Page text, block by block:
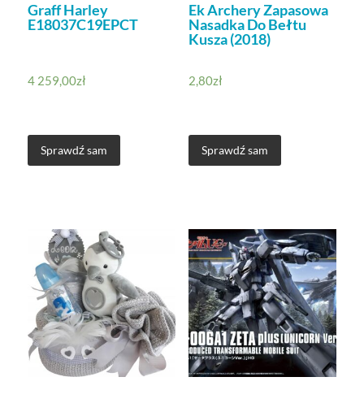
Graff Harley
E18037C19EPCT
4 259,00zł
Sprawdź sam
Ek Archery Zapasowa
Nasadka Do Bełtu
Kusza (2018)
2,80zł
Sprawdź sam